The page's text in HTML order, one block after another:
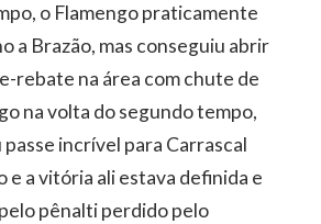
o Flamengo praticamente
a Brazão, mas conseguiu abrir
rebate na área com chute de
na volta do segundo tempo,
incrível para Carrascal
e a vitória ali estava definida e
pênalti perdido pelo